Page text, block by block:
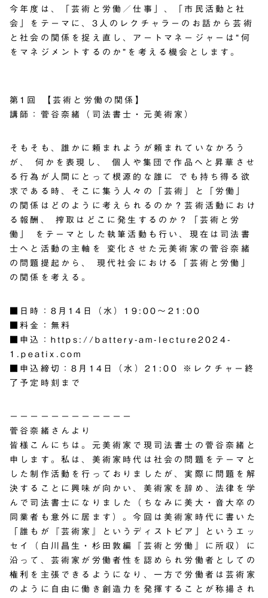
今年度は、「芸術と労働／仕事」、「市民活動と社
会」をテーマに、3人のレクチャラーのお話から芸術
と社会の関係を捉え直し、アートマネージャーは“何
をマネジメントするのか”を考える機会とします。
第1回 【芸術と労働の関係】
講師：菅谷奈緒（司法書士・元美術家）
そもそも、誰かに頼まれようが頼まれていなかろう
が、 何かを表現し、 個人や集団で作品へと昇華させ
る行為が人間にとって根源的な誰に でも持ち得る欲
求である時、そこに集う人々の「芸術」と「労働」
の関係はどのように考えられるのか？芸術活動におけ
る報酬、 搾取はどこに発生するのか？「芸術と労
働」 をテーマとした執筆活動も行い、現在は司法書
士へと活動の主軸を 変化させた元美術家の菅谷奈緒
の問題提起から、 現代社会における「芸術と労働」
の関係を考える。
■日時：8月14日（水）19:00〜21:00
■料金：無料
■申込： https://battery-am-lecture2024-
1.peatix.com
■申込締切：8月14日（水）21:00 ※レクチャー終
了予定時刻まで
－－－－－－－－－－－－
菅谷奈緒さんより
皆様こんにちは。元美術家で現司法書士の菅谷奈緒と
申します。私は、美術家時代は社会の問題をテーマと
した制作活動を行っておりましたが、実際に問題を解
決することに興味が向かい、美術家を辞め、法律を学
んで司法書士になりました（ちなみに美大・音大卒の
同業者も意外に居ます）。今回は美術家時代に書いた
「誰もが『芸術家』というディストピア」というエッ
セイ（白川昌生・杉田敦編『芸術と労働』に所収）に
沿って、芸術家が労働者性を認められ労働者としての
権利を主張できるようになり、一方で労働者は芸術家
のように自由に働き創造力を発揮することが称揚され